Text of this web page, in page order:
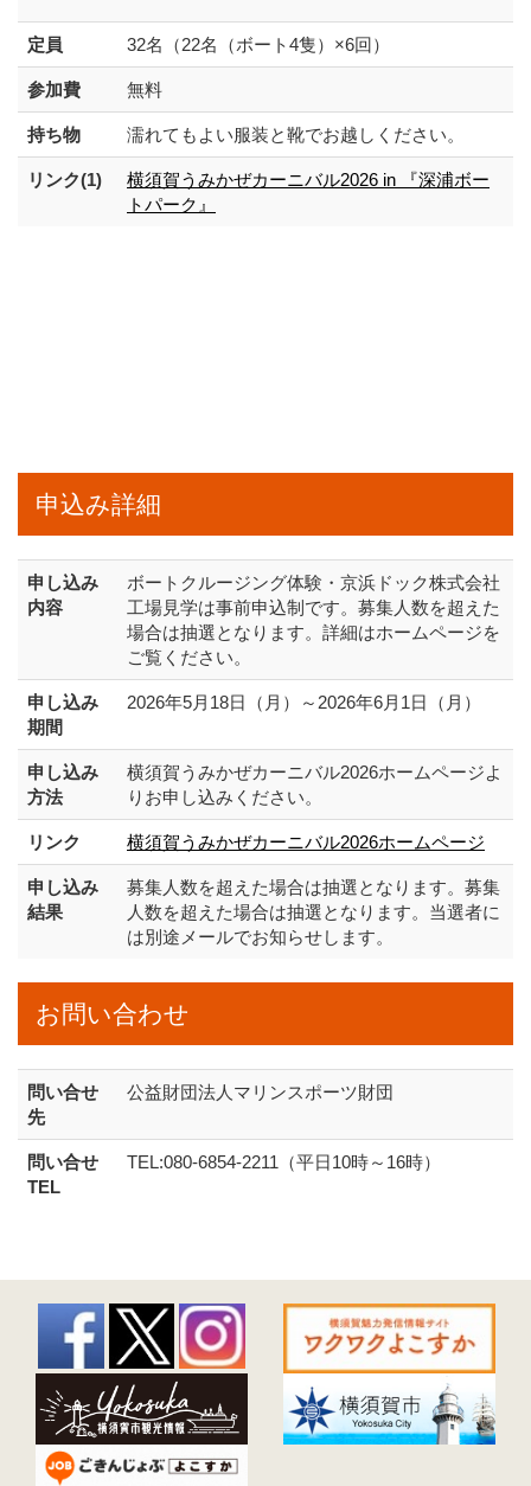
定員 32名（22名（ボート4隻）×6回）
参加費 無料
持ち物 濡れてもよい服装と靴でお越しください。
リンク(1)
横須賀うみかぜカーニバル2026 in 『深浦ボー
トパーク』
申込み詳細
申し込み
内容
ボートクルージング体験・京浜ドック株式会社
工場見学は事前申込制です。募集人数を超えた
場合は抽選となります。詳細はホームページを
ご覧ください。
申し込み
期間
2026年5月18日（月）～2026年6月1日（月）
申し込み
方法
横須賀うみかぜカーニバル2026ホームページよ
りお申し込みください。
リンク 横須賀うみかぜカーニバル2026ホームページ
申し込み
結果
募集人数を超えた場合は抽選となります。募集
人数を超えた場合は抽選となります。当選者に
は別途メールでお知らせします。
お問い合わせ
問い合せ
先
公益財団法人マリンスポーツ財団
問い合せ
TEL
TEL:080-6854-2211（平日10時～16時）